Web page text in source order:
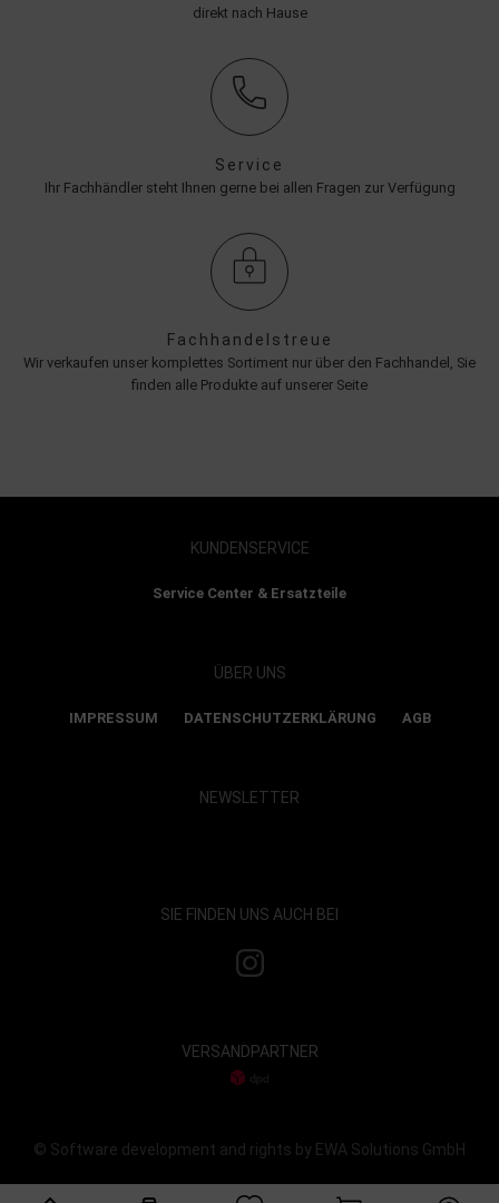
direkt nach Hause
Service
Ihr Fachhändler steht Ihnen gerne bei allen Fragen zur Verfügung
Fachhandelstreue
Wir verkaufen unser komplettes Sortiment nur über den Fachhandel, Sie
finden alle Produkte auf unserer Seite
KUNDENSERVICE
Service Center & Ersatzteile
ÜBER UNS
IMPRESSUM DATENSCHUTZERKLÄRUNG AGB
NEWSLETTER
SIE FINDEN UNS AUCH BEI
VERSANDPARTNER
© Software development and rights by EWA Solutions GmbH